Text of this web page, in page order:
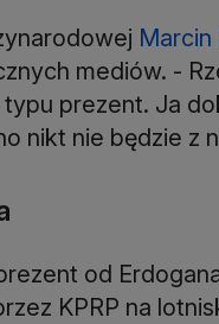
Marcin
mediów. -
prezent. Ja
nikt nie będzie z
od
KPRP na